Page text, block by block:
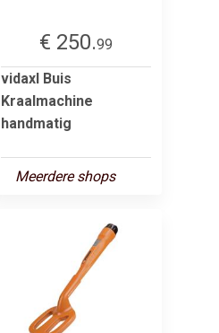
€ 250.99
vidaxl Buis
Kraalmachine
handmatig
Meerdere shops